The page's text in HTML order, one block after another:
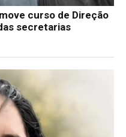
curso de Direção
secretarias